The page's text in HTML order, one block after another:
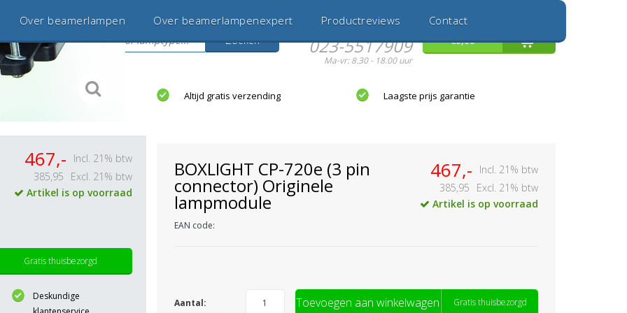
Inloggen
Zoeken
Hulp nodig?
023-5517909
Ma-vr: 8.30 - 18.00 uur
€0,00
Over beamerlampen Over beamerlampenexpert Productreviews Contact
betrouwbaar en ervaren Altijd gratis verzending Laagste prijs garantie
467,-
Incl. 21% btw
385,95
Excl. 21% btw
Artikel is op voorraad
Gratis thuisbezorgd
Deskundige
BOXLIGHT CP-720e (3 pin
connector) Originele
lampmodule
EAN code:
467,-
Incl. 21% btw
385,95
Excl. 21% btw
Artikel is op voorraad
Aantal: Toevoegen aan winkelwagen Gratis thuisbezorgd